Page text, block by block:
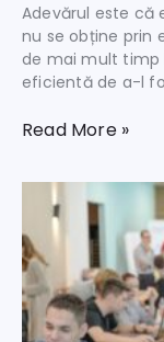
Adevărul este că
nu se obține prin
de mai mult timp
eficientă de a-l
Read More »